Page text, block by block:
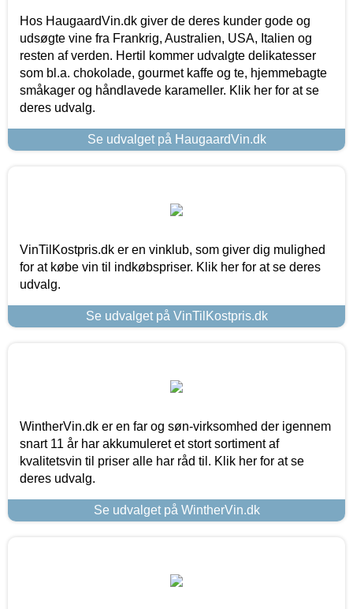
Hos HaugaardVin.dk giver de deres kunder gode og
udsøgte vine fra Frankrig, Australien, USA, Italien og
resten af verden. Hertil kommer udvalgte delikatesser
som bl.a. chokolade, gourmet kaffe og te, hjemmebagte
småkager og håndlavede karameller. Klik her for at se
deres udvalg.
Se udvalget på HaugaardVin.dk
VinTilKostpris.dk er en vinklub, som giver dig mulighed
for at købe vin til indkøbspriser. Klik her for at se deres
udvalg.
Se udvalget på VinTilKostpris.dk
WintherVin.dk er en far og søn-virksomhed der igennem
snart 11 år har akkumuleret et stort sortiment af
kvalitetsvin til priser alle har råd til. Klik her for at se
deres udvalg.
Se udvalget på WintherVin.dk